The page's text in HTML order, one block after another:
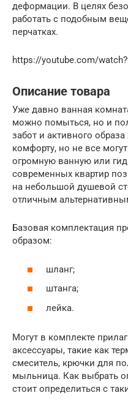
деформации. В целях
работать с подобным
перчатках.
https://youtube.com/
Описание товара
Уже давно ванная
можно помыться, но и
забот и активного
комфорту, но не все
огромную ванную или
современных квартир
на небольшой душевой
отличным
Базовая комплектация
образом:
шланг;
штанга;
лейка.
Могут в комплекте
аксессуары, такие как
смеситель, крючки для
мыльница. Как выбрать
стоит определиться с